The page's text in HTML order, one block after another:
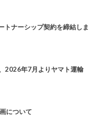
トナーシップ契約を締結しま
2026年7月よりヤマト運輸
について